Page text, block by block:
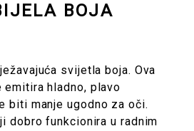
BOJA
svijetla boja. Ova
emitira hladno, plavo
biti manje ugodno za oči.
dobro funkcionira u radnim